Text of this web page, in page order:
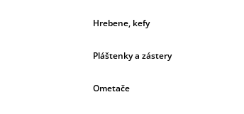
Hrebene, kefy
Pláštenky a zástery
Ometače